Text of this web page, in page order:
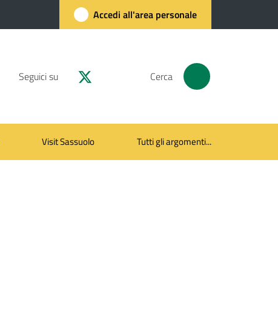
Accedi all'area personale
Seguici su Cerca
Visit Sassuolo Tutti gli argomenti...